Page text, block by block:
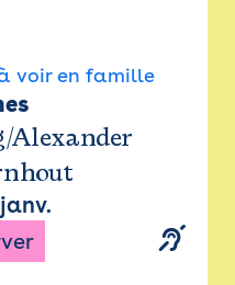
voir en famille
Alexander
janv.